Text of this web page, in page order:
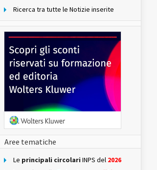
Ricerca tra tutte le Notizie inserite
Aree tematiche
Le principali circolari INPS del 2026